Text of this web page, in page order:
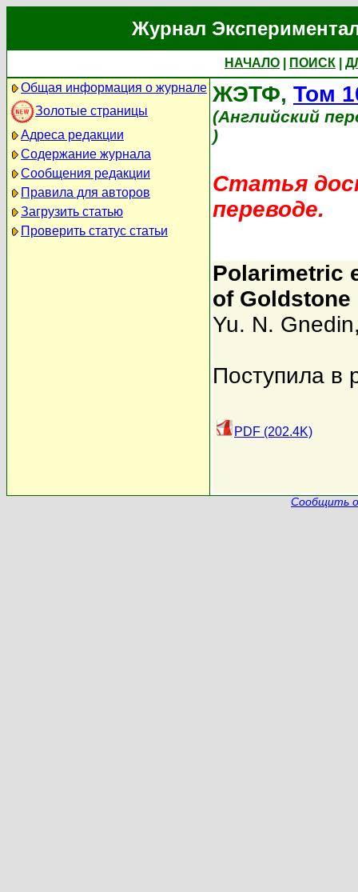
Журнал
НАЧАЛО ПОИСК
Общая информация о журнале
Золотые страницы
Адреса редакции
Содержание журнала
Сообщения редакции
Правила для авторов
Загрузить статью
Проверить статус статьи
ЖЭТФ, Том
(Английский
)
Статья
переводе.
Polarimetric
of
Yu. N. Gnedin
Поступила в
PDF (202.4K)
Сообщить о